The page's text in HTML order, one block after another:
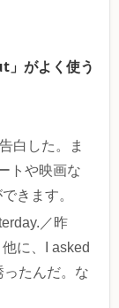
」がよく使う
白した。ま
トや映画な
きます。
／昨
に、I asked
ったんだ。な